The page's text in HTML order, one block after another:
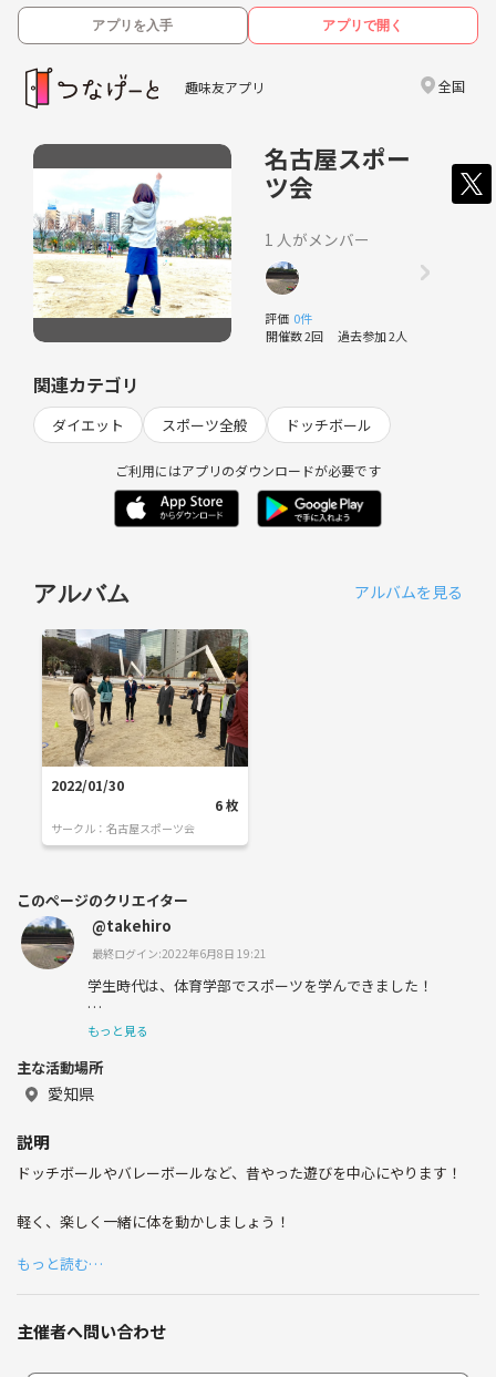
アプリを入手 アプリで開く
趣味友アプリ 全国
名古屋スポー
ツ会
1 人がメンバー
評価 0件
開催数 2回 過去参加 2人
関連カテゴリ
ダイエット スポーツ全般 ドッチボール
ご利用にはアプリのダウンロードが必要です
アルバム アルバムを見る
2022/01/30
6枚
サークル： 名古屋スポーツ会
このページのクリエイター
@takehiro
最終ログイン:2022年6月8日 19:21
学生時代は、体育学部でスポーツを学んできました！
色々な方と、スポーツ楽しみたいです！
もっと見る
主な活動場所
愛知県
説明
ドッチボールやバレーボールなど、昔やった遊びを中心にやります！
軽く、楽しく一緒に体を動かしましょう！
もっと読む…
主催者へ問い合わせ